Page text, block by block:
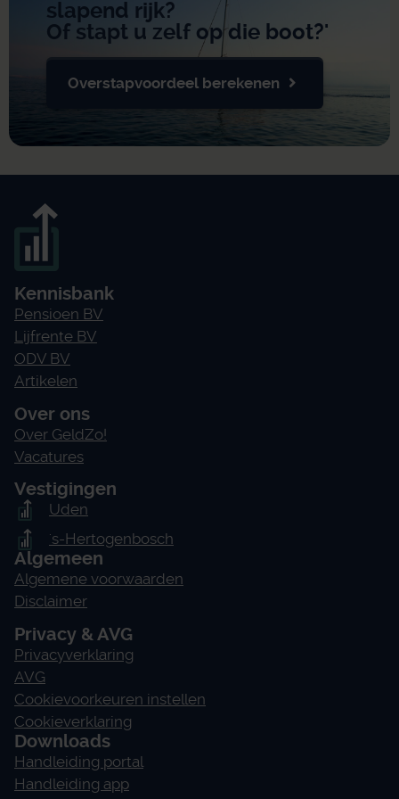
slapend rijk?
Of stapt u zelf op die boot?'
Overstapvoordeel berekenen
Kennisbank
Pensioen BV
Lijfrente BV
ODV BV
Artikelen
Over ons
Over GeldZo!
Vacatures
Vestigingen
Uden
's-Hertogenbosch
Algemeen
Algemene voorwaarden
Disclaimer
Privacy & AVG
Privacyverklaring
AVG
Cookievoorkeuren instellen
Cookieverklaring
Downloads
Handleiding portal
Handleiding app